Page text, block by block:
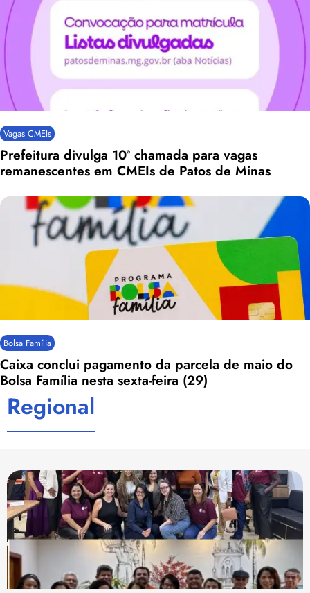
Vagas CMEIs
Prefeitura divulga 10ª chamada para vagas
remanescentes em CMEIs de Patos de Minas
Bolsa Família
Caixa conclui pagamento da parcela de maio do
Bolsa Família nesta sexta-feira (29)
Regional